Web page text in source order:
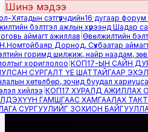
Шинэ мэдээ
сэтгүүлчдийн16 дугаар форум
бэлтгэл ажлын хүрээнд Шадар
аймагт ажиллав|Өвөлжилтийн
Дорнод, Сүхбаатар аймагт
горимд шилжиж, найр наадам,
хориглолоо|КОП17-ЫН САЙН
СУРГАЛТ ҮЕ ШАТТАЙГААР
хөтөлбөр, зочид буудал
хийлээ|КОП17 ХУРАЛД АЖИЛЛАХ
ГАМШГААС ХАМГААЛАХ
СУРГУУЛИЙГ ЗОХИОН БАЙГУУЛЛАА